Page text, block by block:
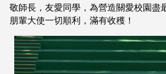
敬師長，友愛同學，為營造關愛校園盡
朋輩大使一切順利，滿有收穫！